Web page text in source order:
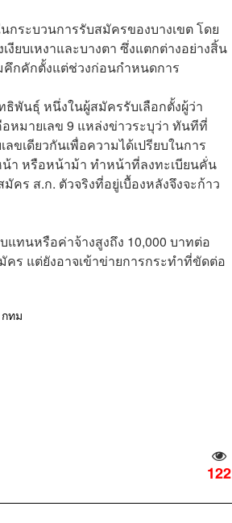
ระบวนการรับสมัครของบางเขต โดย
ยบเหงาและบางตา ซึ่งแตกต่างอย่างสิ้น
คึกคักตั้งแต่ช่วงก่อนกำหนดการ
พันธุ์ หนึ่งในผู้สมัครรับเลือกตั้งผู้ว่า
หมายเลข 9 แหล่งข่าวระบุว่า ทันทีที่
ขเดียวกันเพื่อความได้เปรียบในการ
น้า หรือหน้าม้า ทำหน้าที่ลงทะเบียนคั่น
คร ส.ก. ตัวจริงที่อยู่เบื้องหลังจึงจะก้าว
ทนหรือค่าจ้างสูงถึง 10,000 บาทต่อ
คร แต่ยังอาจเข้าข่ายการกระทำที่ขัดต่อ
ทม
122